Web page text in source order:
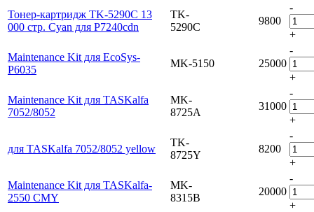
Тонер-картридж TK-5290C 13
000 стр. Cyan для P7240cdn
TK-
5290C
9800
-
+
Maintenance Kit для EcoSys-
P6035
MK-5150 25000
-
+
Maintenance Kit для TASKalfa
7052/8052
MK-
8725A
31000
-
+
для TASKalfa 7052/8052 yellow
TK-
8725Y
8200
-
+
Maintenance Kit для TASKalfa-
2550 CMY
MK-
8315B
20000
-
+